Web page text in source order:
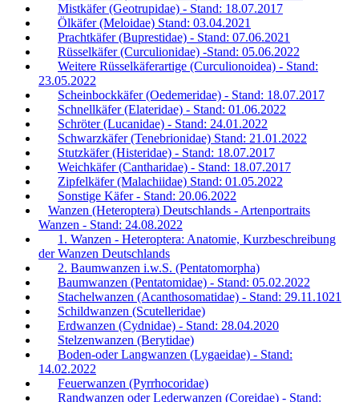
Mistkäfer (Geotrupidae) - Stand: 18.07.2017
Ölkäfer (Meloidae) Stand: 03.04.2021
Prachtkäfer (Buprestidae) - Stand: 07.06.2021
Rüsselkäfer (Curculionidae) -Stand: 05.06.2022
Weitere Rüsselkäferartige (Curculionoidea) - Stand:
23.05.2022
Scheinbockkäfer (Oedemeridae) - Stand: 18.07.2017
Schnellkäfer (Elateridae) - Stand: 01.06.2022
Schröter (Lucanidae) - Stand: 24.01.2022
Schwarzkäfer (Tenebrionidae) Stand: 21.01.2022
Stutzkäfer (Histeridae) - Stand: 18.07.2017
Weichkäfer (Cantharidae) - Stand: 18.07.2017
Zipfelkäfer (Malachiidae) Stand: 01.05.2022
Sonstige Käfer - Stand: 20.06.2022
Wanzen (Heteroptera) Deutschlands - Artenportraits
Wanzen - Stand: 24.08.2022
1. Wanzen - Heteroptera: Anatomie, Kurzbeschreibung
der Wanzen Deutschlands
2. Baumwanzen i.w.S. (Pentatomorpha)
Baumwanzen (Pentatomidae) - Stand: 05.02.2022
Stachelwanzen (Acanthosomatidae) - Stand: 29.11.1021
Schildwanzen (Scutelleridae)
Erdwanzen (Cydnidae) - Stand: 28.04.2020
Stelzenwanzen (Berytidae)
Boden-oder Langwanzen (Lygaeidae) - Stand:
14.02.2022
Feuerwanzen (Pyrrhocoridae)
Randwanzen oder Lederwanzen (Coreidae) - Stand: